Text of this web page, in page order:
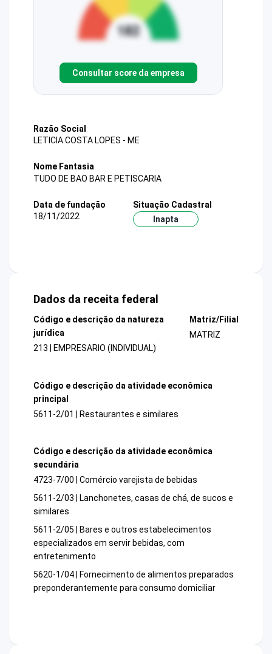
Consultar score da empresa
Razão Social
LETICIA COSTA LOPES - ME
Nome Fantasia
TUDO DE BAO BAR E PETISCARIA
Data de fundação
18/11/2022
Situação Cadastral
Inapta
Dados da receita federal
Código e descrição da natureza
jurídica
213 | EMPRESARIO (INDIVIDUAL)
Matriz/Filial
MATRIZ
Código e descrição da atividade econômica
principal
5611-2/01 | Restaurantes e similares
Código e descrição da atividade econômica
secundária
4723-7/00 | Comércio varejista de bebidas
5611-2/03 | Lanchonetes, casas de chá, de sucos e
similares
5611-2/05 | Bares e outros estabelecimentos
especializados em servir bebidas, com
entretenimento
5620-1/04 | Fornecimento de alimentos preparados
preponderantemente para consumo domiciliar